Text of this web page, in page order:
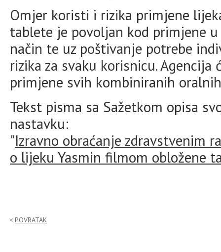
Omjer koristi i rizika primjene
tablete je povoljan kod primjene
način te uz poštivanje potrebe
rizika za svaku korisnicu.
primjene svih kombiniranih
Tekst pisma sa Sažetkom opisa
nastavku:
"Izravno obraćanje zdravstvenim
o lijeku Yasmin filmom obložene
POVRATAK